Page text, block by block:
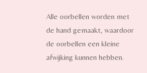
Alle oorbellen worden met
de hand gemaakt, waardoor
de oorbellen een kleine
afwijking kunnen hebben.